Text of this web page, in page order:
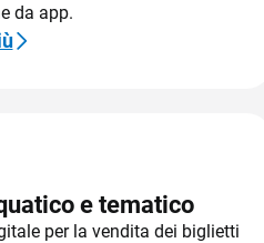
da app.
e tematico
per la vendita dei biglietti